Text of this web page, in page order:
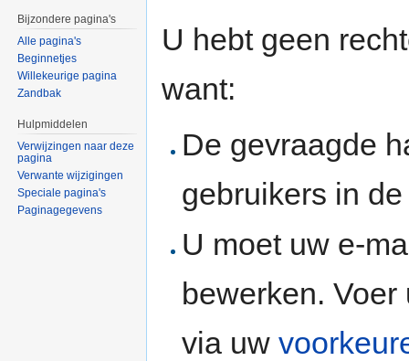
U hebt geen
want:
De gevraagde
gebruikers in
U moet uw e-
bewerken.
via uw
Bijzondere pagina's
Alle pagina's
Beginnetjes
Willekeurige pagina
Zandbak
Hulpmiddelen
Verwijzingen naar deze
pagina
Verwante wijzigingen
Speciale pagina's
Paginagegevens